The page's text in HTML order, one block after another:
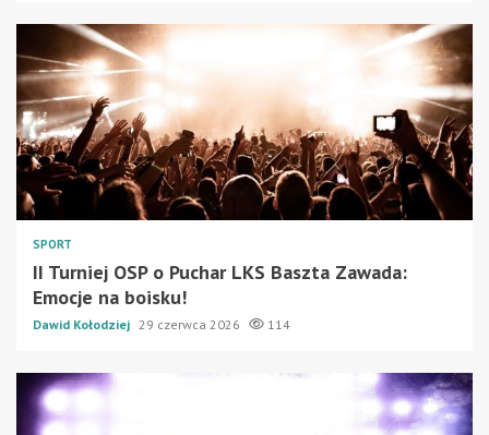
SPORT
II Turniej OSP o Puchar LKS Baszta Zawada:
Emocje na boisku!
Dawid Kołodziej 29 czerwca 2026 114